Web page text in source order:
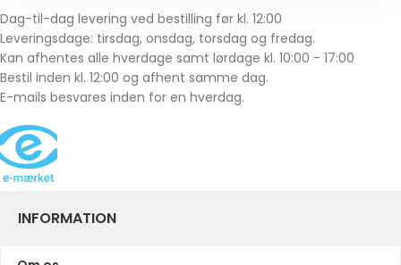
Dag-til-dag levering ved bestilling før kl. 12:00
Leveringsdage: tirsdag, onsdag, torsdag og fredag.
Kan afhentes alle hverdage samt lørdage kl. 10:00 - 17:00
Bestil inden kl. 12:00 og afhent samme dag.
E-mails besvares inden for en hverdag.
INFORMATION